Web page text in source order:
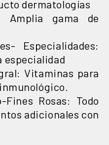
dermatologías
Amplia gama de
Especialidades:
especialidad
Vitaminas para
Fines Rosas: Todo
adicionales con